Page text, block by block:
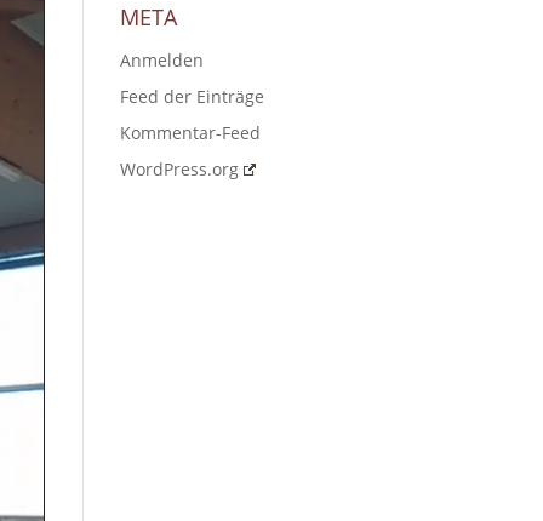
META
Anmelden
Feed der Einträge
Kommentar-Feed
WordPress.org